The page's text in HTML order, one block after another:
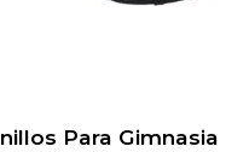
Para Gimnasia